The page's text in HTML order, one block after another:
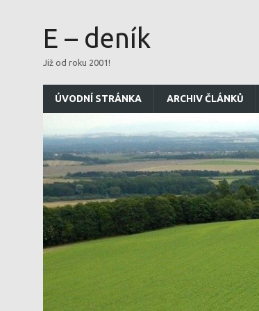
E – deník
Již od roku 2001!
ÚVODNÍ STRÁNKA ARCHIV ČLÁNKŮ